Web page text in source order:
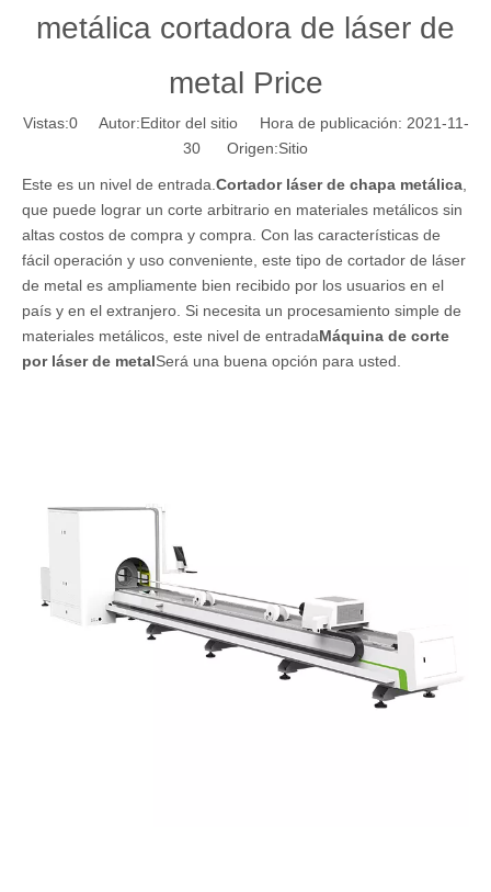
metálica cortadora de láser de
metal Price
Vistas:0Autor:Editor del sitio Hora de publicación: 2021-11-
30 Origen:Sitio
Este es un nivel de entrada. Cortador láser de chapa metálica
que puede lograr un corte arbitrario en materiales metálicos sin
altas costos de compra y compra. Con las características de
fácil operación y uso conveniente, este tipo de cortador de láser
de metal es ampliamente bien recibido por los usuarios en el
país y en el extranjero. Si necesita un procesamiento simple de
materiales metálicos, este nivel de entradaMáquina de corte
por láser de metalSerá una buena opción para usted.